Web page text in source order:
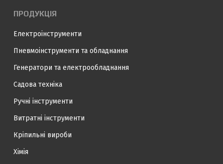
ПРОДУКЦІЯ
Електроінструменти
Пневмоінструменти та обладнання
Генератори та електрообладнання
Садова техніка
Ручні інструменти
Витратні інструменти
Кріпильні вироби
Хімія